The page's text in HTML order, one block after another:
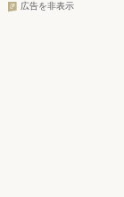
広告を非表示